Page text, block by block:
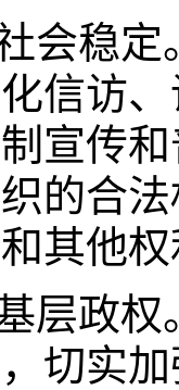
会稳
信访
宣传
的合
其他
层政
切实